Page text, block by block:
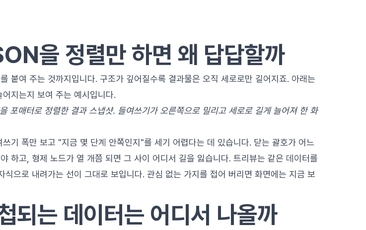
을 정렬만 하면 왜 답답할까
붙여 주는 것까지입니다. 구조가 깊어질수록 결과물은 오직 세로로만 길어지죠. 아래는
지는지 보여 주는 예시입니다.
포매터로 정렬한 결과 스냅샷. 들여쓰기가 오른쪽으로 밀리고 세로로 길게 늘어져 한 화
기 폭만 보고 "지금 몇 단계 안쪽인지"를 세기 어렵다는 데 있습니다. 닫는 괄호가 어느
하고, 형제 노드가 열 개쯤 되면 그 사이 어디서 길을 잃습니다. 트리뷰는 같은 데이터를
식으로 내려가는 선이 그대로 보입니다. 관심 없는 가지를 접어 버리면 화면에는 지금 보
되는 데이터는 어디서 나올까